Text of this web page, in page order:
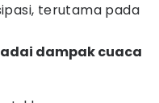
terutama pada
dampak cuaca